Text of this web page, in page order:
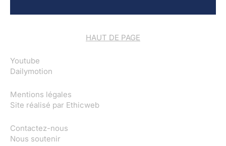
HAUT DE PAGE
Youtube
Dailymotion
Mentions légales
Site réalisé par Ethicweb
Contactez-nous
Nous soutenir